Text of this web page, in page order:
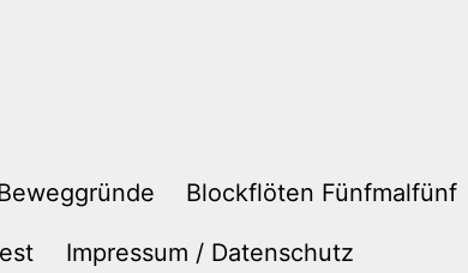
Blockflöten Fünfmalfünf
Impressum / Datenschutz